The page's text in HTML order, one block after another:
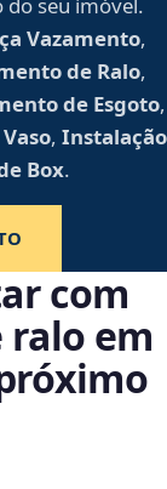
Vazamento,
de Ralo,
de Esgoto,
, Instalação
Box.
com
em